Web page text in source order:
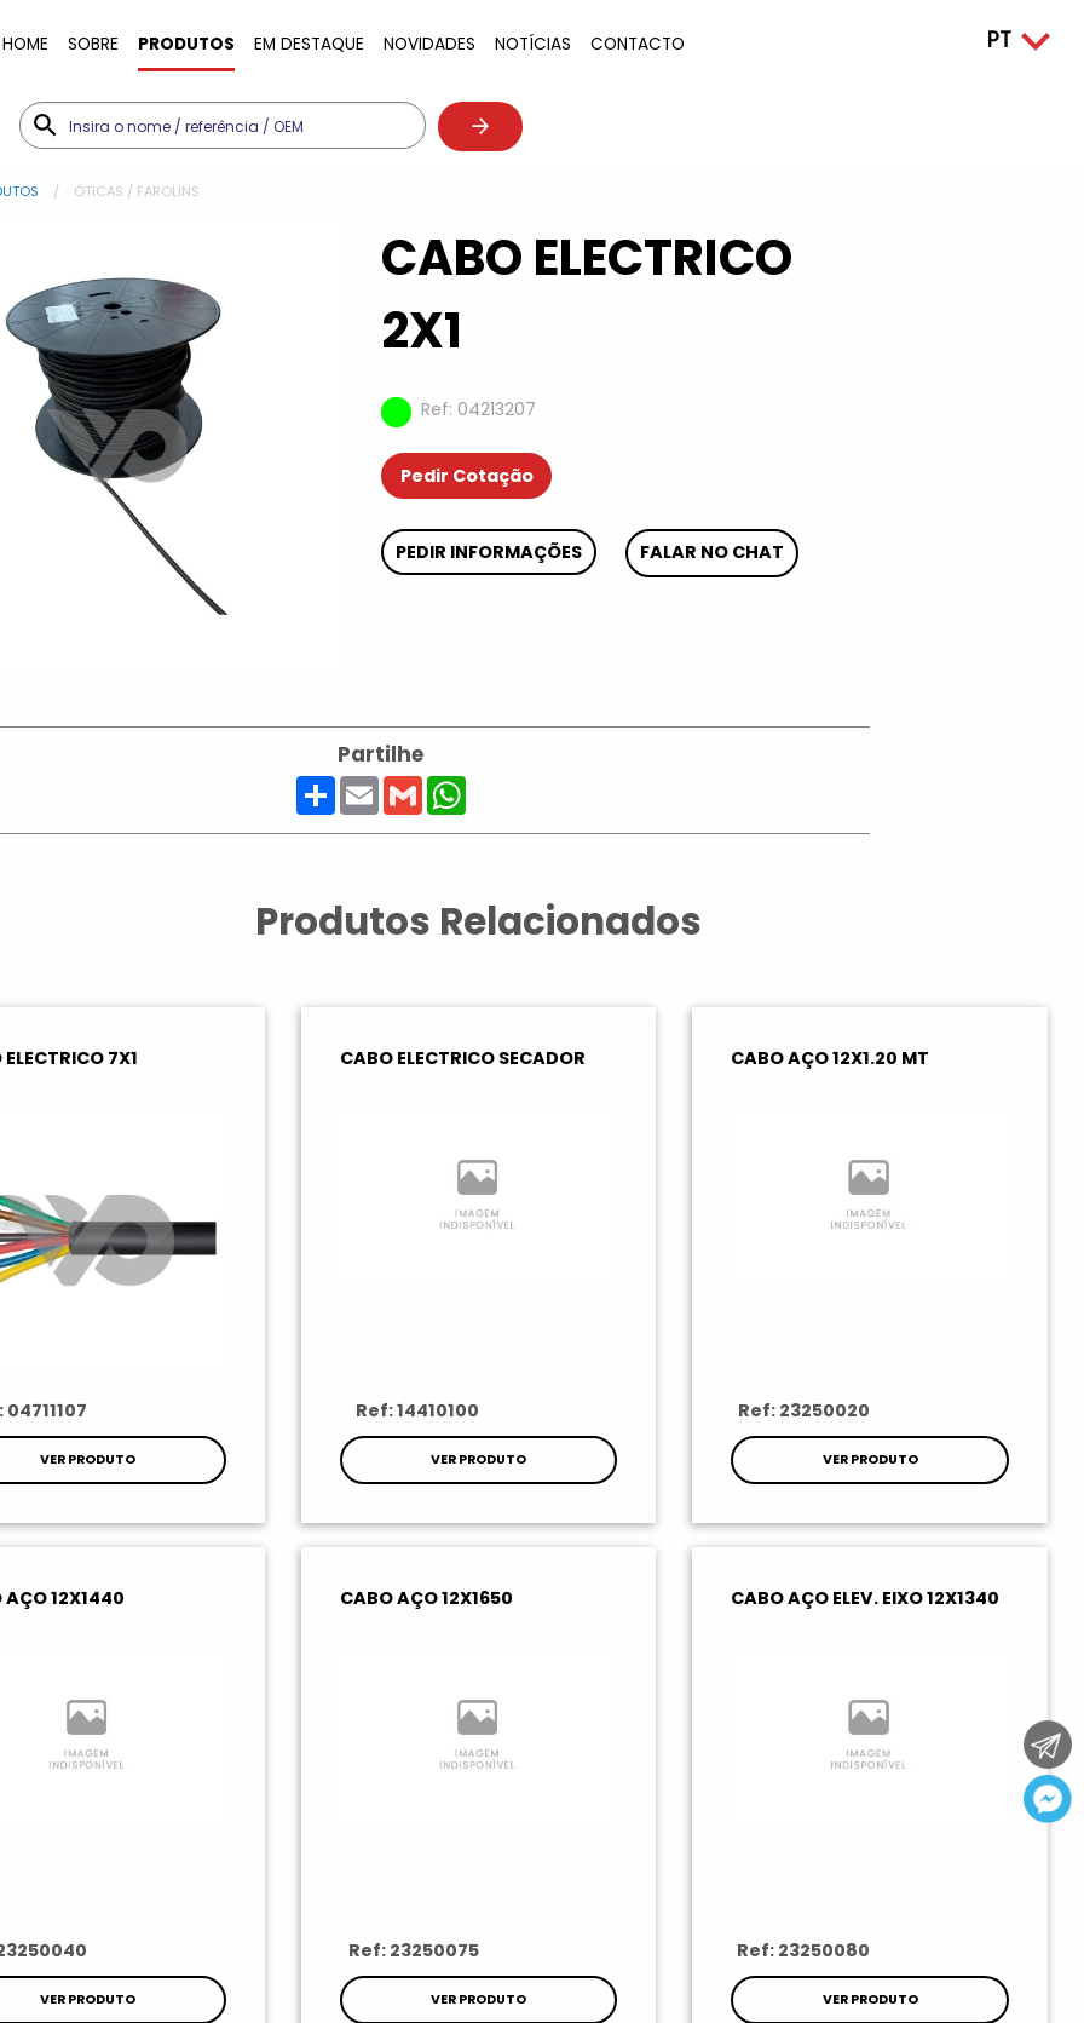
HOME SOBRE PRODUTOS EM DESTAQUE NOVIDADES NOTÍCIAS CONTACTO
ÓTICAS / FAROLINS
CABO ELECTRICO
2X1
Ref: 04213207
Pedir Cotação
PEDIR INFORMAÇÕES FALAR NO CHAT
Partilhe
ShareEmailGmailWhatsApp
Produtos Relacionados
7X1
04711107
VER PRODUTO
CABO ELECTRICO SECADOR
Ref: 14410100
VER PRODUTO
CABO AÇO 12X1.20 MT
Ref: 23250020
VER PRODUTO
AÇO 12X1440
VER PRODUTO
CABO AÇO 12X1650
Ref: 23250075
VER PRODUTO
CABO AÇO ELEV. EIXO 12X1340
Ref: 23250080
VER PRODUTO